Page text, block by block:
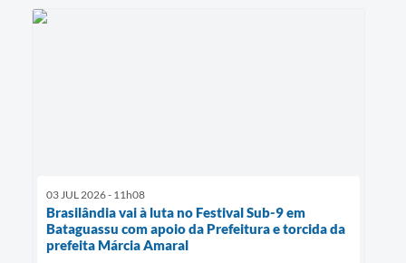
03 JUL 2026 - 11h08
Brasilândia vai à luta no Festival Sub-9 em
Bataguassu com apoio da Prefeitura e torcida da
prefeita Márcia Amaral